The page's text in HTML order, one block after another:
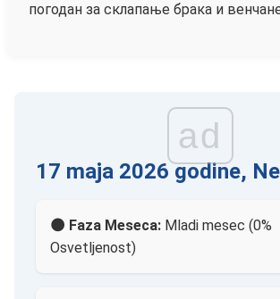
погодан за склапање брака и
ad
17 maja 2026 godine,
🌑 Faza Meseca: Mladi mesec (0%
Osvetljenost)